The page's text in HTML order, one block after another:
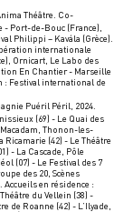
Théâtre. Co-
Port-de-Bouc (France),
Philippi – Kavála (Grèce).
internationale
Ornicart, Le Labo des
En Chantier - Marseille
: Festival international de
Puéril Péril, 2024.
(69) - Le Quai des
Thonon-les-
Ricamarie (42) - Le Théâtre
- La Cascade, Pôle
(07) - Le Festival des 7
des 20, Scènes
en résidence :
du Vellein (38) -
de Roanne (42) - L’Ilyade,